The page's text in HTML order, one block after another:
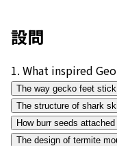
設問
1. What inspired
The way gecko feet
The structure of shark
How burr seeds
The design of termite